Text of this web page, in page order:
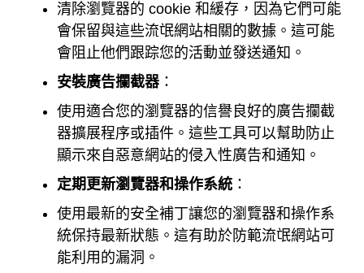
清除瀏覽器的 cookie 和緩存，因為它們可能
會保留與這些流氓網站相關的數據。這可能
會阻止他們跟踪您的活動並發送通知。
安裝廣告攔截器 ：
使用適合您的瀏覽器的信譽良好的廣告攔截
器擴展程序或插件。這些工具可以幫助防止
顯示來自惡意網站的侵入性廣告和通知。
定期更新瀏覽器和操作系統 ：
使用最新的安全補丁讓您的瀏覽器和操作系
統保持最新狀態。這有助於防範流氓網站可
能利用的漏洞。